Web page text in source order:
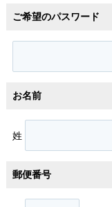
ご希望のパスワード
お名前
姓
郵便番号